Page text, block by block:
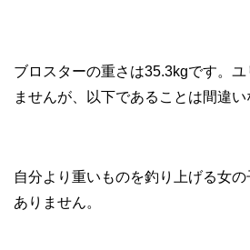
ブロスターの重さは35.3kgです。
ませんが、以下であることは間違い
自分より重いものを釣り上げる女
ありません。